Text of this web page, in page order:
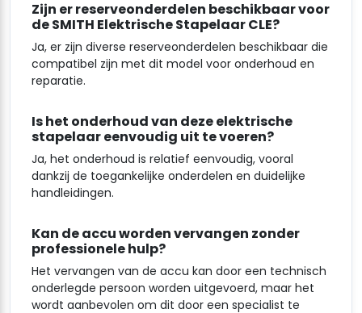
Zijn er reserveonderdelen beschikbaar voor
de SMITH Elektrische Stapelaar CLE?
Ja, er zijn diverse reserveonderdelen beschikbaar die
compatibel zijn met dit model voor onderhoud en
reparatie.
Is het onderhoud van deze elektrische
stapelaar eenvoudig uit te voeren?
Ja, het onderhoud is relatief eenvoudig, vooral
dankzij de toegankelijke onderdelen en duidelijke
handleidingen.
Kan de accu worden vervangen zonder
professionele hulp?
Het vervangen van de accu kan door een technisch
onderlegde persoon worden uitgevoerd, maar het
wordt aanbevolen om dit door een specialist te